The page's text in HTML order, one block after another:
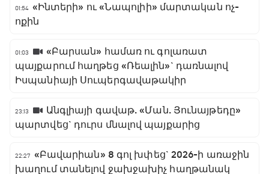
01:54 «Ինտերի» ու «Նապոլիի» մարտական ոչ-
ոքին
01:03
«Բարսան» համառ ու գոլառատ
պայքարում հաղթեց «Ռեալին»` դառնալով
Իսպանիայի Սուպերգավաթակիր
23:13
Անգլիայի գավաթ. «Ման. Յունայթեդը»
պարտվեց` դուրս մնալով պայքարից
22:27 «Բավարիան» 8 գոլ խփեց` 2026-ի առաջին
խաղում տանելով ջախջախիչ հաղթանակ